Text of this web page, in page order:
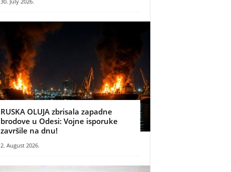
RUSKA OLUJA zbrisala zapadne
brodove u Odesi: Vojne isporuke
završile na dnu!
2. August 2026.